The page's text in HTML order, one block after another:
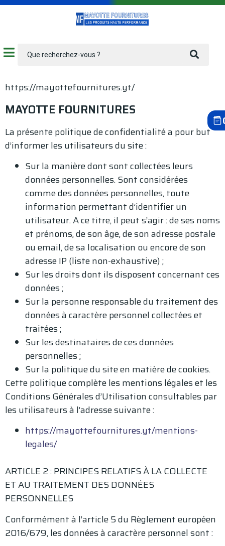
https://mayottefournitures.yt/
MAYOTTE FOURNITURES
La présente politique de confidentialité a pour but
d’informer les utilisateurs du site :
Sur la manière dont sont collectées leurs
données personnelles. Sont considérées
comme des données personnelles, toute
information permettant d’identifier un
utilisateur. A ce titre, il peut s’agir : de ses noms
et prénoms, de son âge, de son adresse postale
ou email, de sa localisation ou encore de son
adresse IP (liste non-exhaustive) ;
Sur les droits dont ils disposent concernant ces
données ;
Sur la personne responsable du traitement des
données à caractère personnel collectées et
traitées ;
Sur les destinataires de ces données
personnelles ;
Sur la politique du site en matière de cookies.
Cette politique complète les mentions légales et les
Conditions Générales d’Utilisation consultables par
les utilisateurs à l’adresse suivante :
https://mayottefournitures.yt/mentions-
legales/
ARTICLE 2 : PRINCIPES RELATIFS À LA COLLECTE
ET AU TRAITEMENT DES DONNÉES
PERSONNELLES
Conformément à l’article 5 du Règlement européen
2016/679, les données à caractère personnel sont :